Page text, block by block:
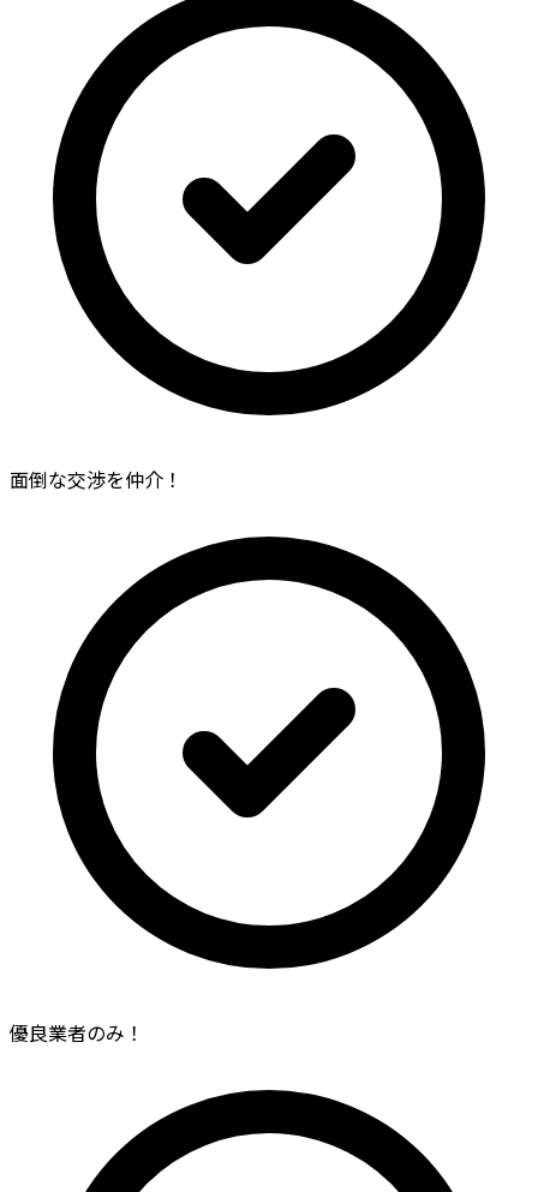
面倒な交渉を仲介！
優良業者のみ！